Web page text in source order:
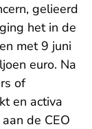
gelieerd
het in de
met 9 juni
euro. Na
of
en activa
de CEO